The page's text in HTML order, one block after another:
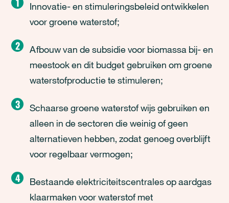
Innovatie- en stimuleringsbeleid ontwikkelen
voor groene waterstof;
Afbouw van de subsidie voor biomassa bij- en
meestook en dit budget gebruiken om groene
waterstofproductie te stimuleren;
Schaarse groene waterstof wijs gebruiken en
alleen in de sectoren die weinig of geen
alternatieven hebben, zodat genoeg overblijft
voor regelbaar vermogen;
Bestaande elektriciteitscentrales op aardgas
klaarmaken voor waterstof met